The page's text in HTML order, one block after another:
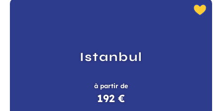
Istanbul
à partir de
192 €